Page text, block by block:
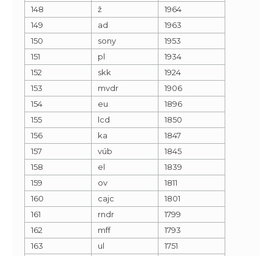
148
ž
1964
149
ad
1963
150
sony
1953
151
pl
1934
152
skk
1924
153
mvdr
1906
154
eu
1896
155
lcd
1850
156
ka
1847
157
vúb
1845
158
el
1839
159
ov
1811
160
cajc
1801
161
rndr
1799
162
mff
1793
163
ul
1751